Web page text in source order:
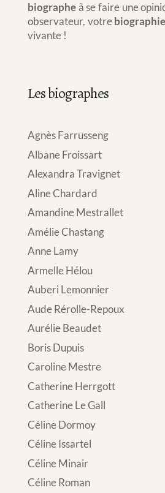
biographeà se faire une
observateur, votrebiographie
vivante !
Les biographes
Agnès Farrusseng
Albane Froissart
Alexandra Travignet
Aline Chardard
Amandine Mestrallet
Amélie Chastang
Anne Lamy
Armelle Hélou
Auberi Lemonnier
Aude Rérolle-Repoux
Aurélie Beaudet
Boris Dupuis
Caroline Mestre
Catherine Herrgott
Catherine Le Gall
Céline Dormoy
Céline Issartel
Céline Minair
Céline Roman